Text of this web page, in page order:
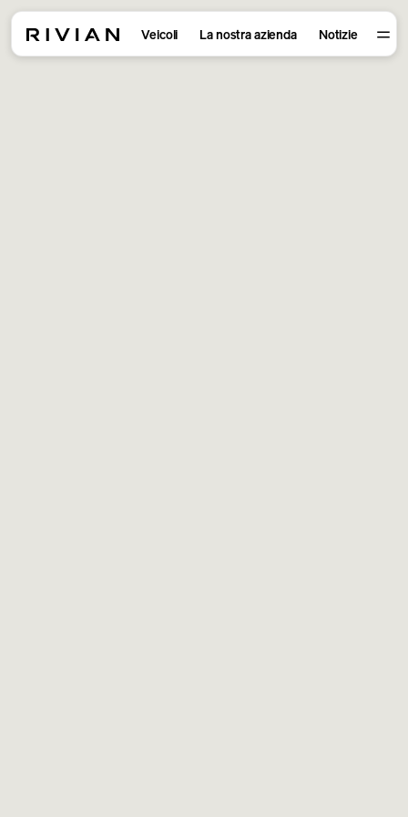
Veicoli La nostra azienda Notizie